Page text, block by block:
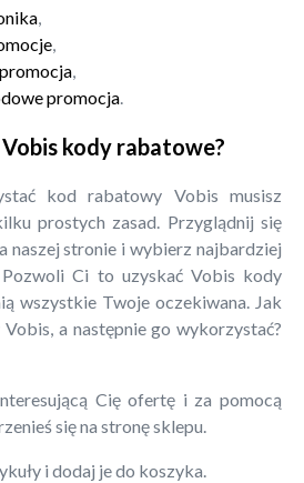
,
,
,
promocja.
kody rabatowe?
kod rabatowy Vobis musisz
prostych zasad. Przyglądnij się
naszej stronie i wybierz najbardziej
Ci to uzyskać Vobis kody
wszystkie Twoje oczekiwana. Jak
a następnie go wykorzystać?
Cię ofertę i za pomocą
się na stronę sklepu.
i dodaj je do koszyka.